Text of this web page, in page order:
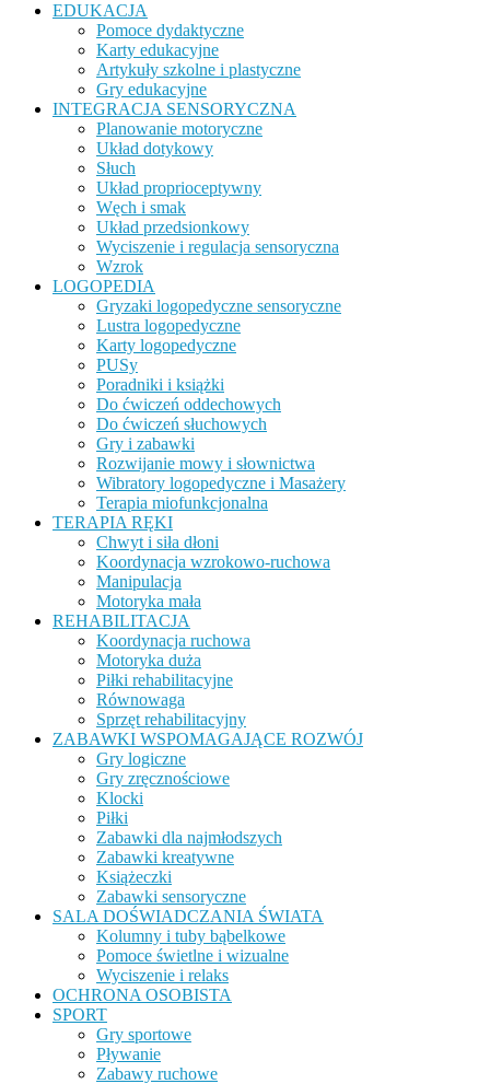
EDUKACJA
Pomoce dydaktyczne
Karty edukacyjne
Artykuły szkolne i plastyczne
Gry edukacyjne
INTEGRACJA SENSORYCZNA
Planowanie motoryczne
Układ dotykowy
Słuch
Układ proprioceptywny
Węch i smak
Układ przedsionkowy
Wyciszenie i regulacja sensoryczna
Wzrok
LOGOPEDIA
Gryzaki logopedyczne sensoryczne
Lustra logopedyczne
Karty logopedyczne
PUSy
Poradniki i książki
Do ćwiczeń oddechowych
Do ćwiczeń słuchowych
Gry i zabawki
Rozwijanie mowy i słownictwa
Wibratory logopedyczne i Masażery
Terapia miofunkcjonalna
TERAPIA RĘKI
Chwyt i siła dłoni
Koordynacja wzrokowo-ruchowa
Manipulacja
Motoryka mała
REHABILITACJA
Koordynacja ruchowa
Motoryka duża
Piłki rehabilitacyjne
Równowaga
Sprzęt rehabilitacyjny
ZABAWKI WSPOMAGAJĄCE ROZWÓJ
Gry logiczne
Gry zręcznościowe
Klocki
Piłki
Zabawki dla najmłodszych
Zabawki kreatywne
Książeczki
Zabawki sensoryczne
SALA DOŚWIADCZANIA ŚWIATA
Kolumny i tuby bąbelkowe
Pomoce świetlne i wizualne
Wyciszenie i relaks
OCHRONA OSOBISTA
SPORT
Gry sportowe
Pływanie
Zabawy ruchowe